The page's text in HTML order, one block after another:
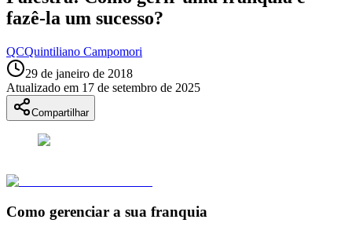
fazê-la um sucesso?
QCQuintiliano Campomori
29 de janeiro de 2018
Atualizado em 17 de setembro de 2025
Compartilhar
Como gerenciar a sua franquia